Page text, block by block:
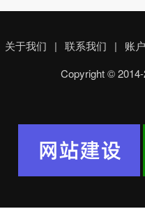
关于我们 | 联系我们 | 账
Copyright ©